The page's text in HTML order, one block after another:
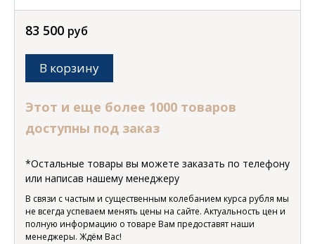
83 500 руб
В корзину
Этот и еще более 1000 товаров
доступны под заказ
*Остальные товары вы можете заказать по телефону
или написав нашему менеджеру
В связи с частым и существенным колебанием курса рубля мы
не всегда успеваем менять цены на сайте. Актуальность цен и
полную информацию о товаре Вам предоставят наши
менеджеры. Ждём Вас!